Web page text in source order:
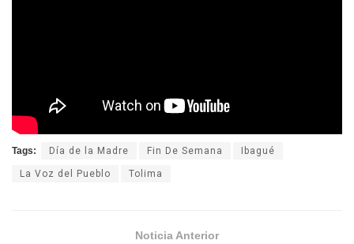
Tags: Día de la Madre Fin De Semana Ibagué
La Voz del Pueblo Tolima
Noticia Anterior